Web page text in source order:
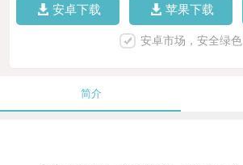
安卓下载 苹果下载
安卓市场，安全绿色
简介